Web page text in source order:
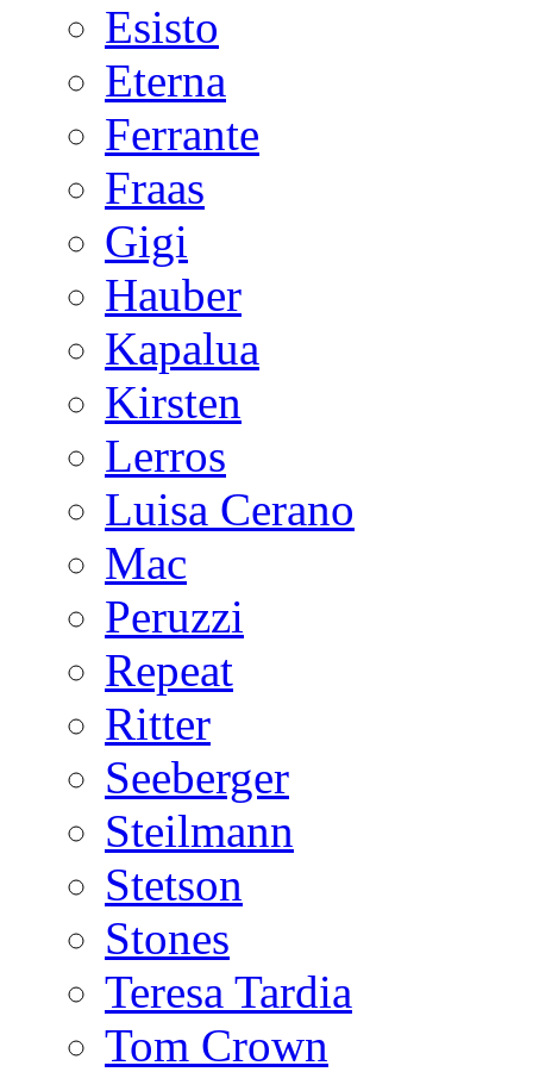
Esisto
Eterna
Ferrante
Fraas
Gigi
Hauber
Kapalua
Kirsten
Lerros
Luisa Cerano
Mac
Peruzzi
Repeat
Ritter
Seeberger
Steilmann
Stetson
Stones
Teresa Tardia
Tom Crown